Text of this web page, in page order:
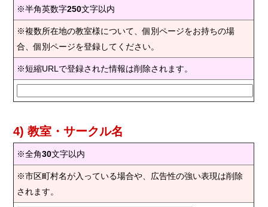
※半角英数字250文字以内
※複数所在地の教室様について、個別ページをお持ちの場
合、個別ページを登録してください。
※短縮URLで登録された情報は削除されます。
4) 教室・サークル名
※全角30文字以内
※市区町村名が入っている場合や、広告性の強い表現は削除
されます。